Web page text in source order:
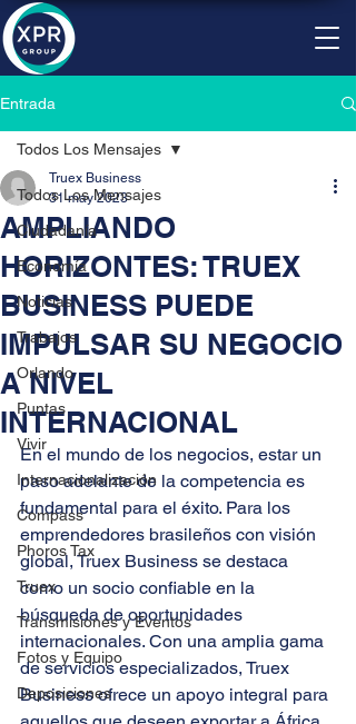
Entrada
Todos Los Mensajes
Ciudadanía
Economía
Noticias
Trabajos
Orlando
Puntas
Vivir
Internacionalización
Compass
Phoros Tax
Truex
Transmisiones y Eventos
Fotos y Equipo
Deposiciones
Todos Los Mensajes
AMPLIANDO
HORIZONTES: TRUEX
BUSINESS PUEDE
IMPULSAR SU NEGOCIO
A NIVEL
INTERNACIONAL
Truex Business
31 may 2023
En el mundo de los negocios, estar un
paso adelante de la competencia es
fundamental para el éxito. Para los
emprendedores brasileños con visión
global, Truex Business se destaca
como un socio confiable en la
búsqueda de oportunidades
internacionales. Con una amplia gama
de servicios especializados, Truex
Business ofrece un apoyo integral para